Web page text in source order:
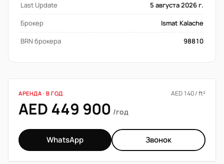
Last Update
5 августа 2026 г.
Брокер
Ismat Kalache
BRN брокера
98810
АРЕНДА · В ГОД AED 140 / ft²
AED 449 900 /год
WhatsApp Звонок